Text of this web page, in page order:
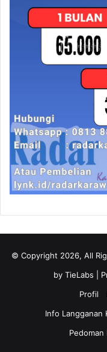
© Copyright 2026, All
by TieLabs |
Profil
Info Langganan